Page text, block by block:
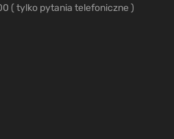
( tylko pytania telefoniczne )